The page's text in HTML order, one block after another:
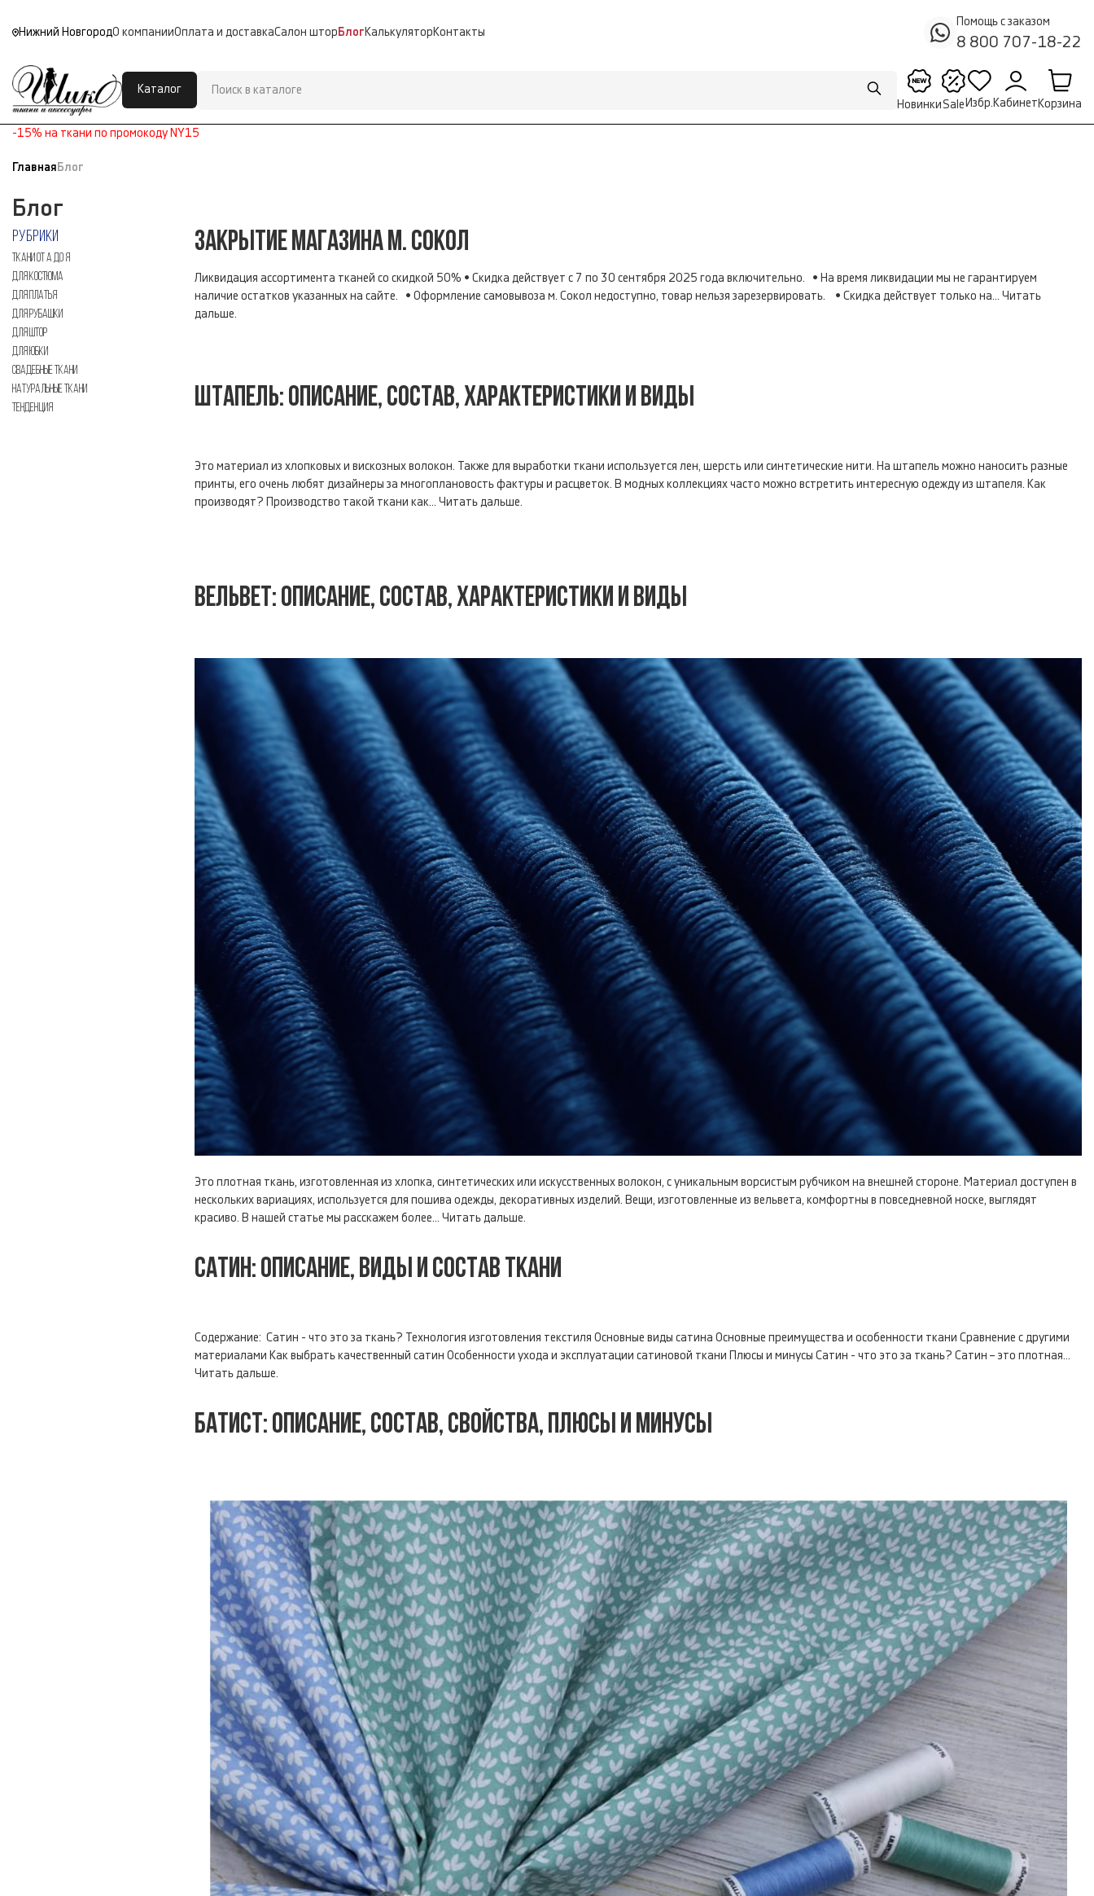
Нижний НовгородО компанииОплата и доставкаСалон штор Блог Калькулятор Контакты
Помощь с заказом
8 800 707-18-22
Каталог
НовинкиSale Избр. Кабинет Корзина
-15% на ткани по промокоду NY15
Главная Блог
Блог
РУБРИКИ
ТКАНИ ОТ А ДО Я
ДЛЯ КОСТЮМА
ДЛЯ ПЛАТЬЯ
ДЛЯ РУБАШКИ
ДЛЯ ШТОР
ДЛЯ ЮБКИ
СВАДЕБНЫЕ ТКАНИ
НАТУРАЛЬНЫЕ ТКАНИ
ТЕНДЕНЦИЯ
ЗАКРЫТИЕ МАГАЗИНА М. СОКОЛ
Ликвидация ассортимента тканей со скидкой 50% • Скидка действует с 7 по 30 сентября 2025 года включительно. • На время ликвидации мы не гарантируем
наличие остатков указанных на сайте. • Оформление самовывоза м. Сокол недоступно, товар нельзя зарезервировать. • Скидка действует только на... Читать
дальше.
ШТАПЕЛЬ: ОПИСАНИЕ, СОСТАВ, ХАРАКТЕРИСТИКИ И ВИДЫ
Это материал из хлопковых и вискозных волокон. Также для выработки ткани используется лен, шерсть или синтетические нити. На штапель можно наносить разные
принты, его очень любят дизайнеры за многоплановость фактуры и расцветок. В модных коллекциях часто можно встретить интересную одежду из штапеля. Как
производят? Производство такой ткани как... Читать дальше.
ВЕЛЬВЕТ: ОПИСАНИЕ, СОСТАВ, ХАРАКТЕРИСТИКИ И ВИДЫ
Это плотная ткань, изготовленная из хлопка, синтетических или искусственных волокон, с уникальным ворсистым рубчиком на внешней стороне. Материал доступен в
нескольких вариациях, используется для пошива одежды, декоративных изделий. Вещи, изготовленные из вельвета, комфортны в повседневной носке, выглядят
красиво. В нашей статье мы расскажем более... Читать дальше.
САТИН: ОПИСАНИЕ, ВИДЫ И СОСТАВ ТКАНИ
Содержание: Сатин - что это за ткань? Технология изготовления текстиля Основные виды сатина Основные преимущества и особенности ткани Сравнение с другими
материалами Как выбрать качественный сатин Особенности ухода и эксплуатации сатиновой ткани Плюсы и минусы Сатин - что это за ткань? Сатин – это плотная...
Читать дальше.
БАТИСТ: ОПИСАНИЕ, СОСТАВ, СВОЙСТВА, ПЛЮСЫ И МИНУСЫ